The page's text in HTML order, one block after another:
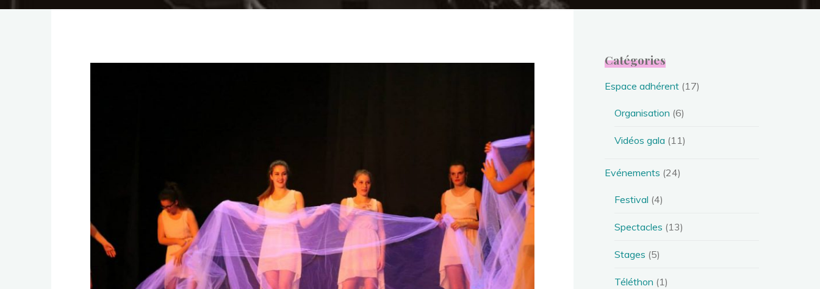
Catégories
Espace adhérent (17)
Organisation (6)
Vidéos gala (11)
Evénements (24)
Festival (4)
Spectacles (13)
Stages (5)
Téléthon (1)